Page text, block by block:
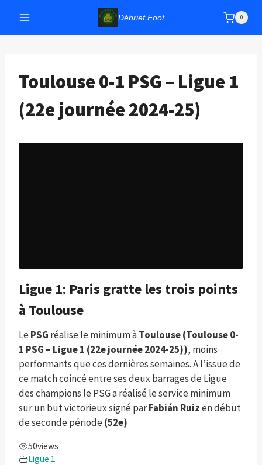
contenu
Débrief Foot 0
Toulouse 0-1 PSG – Ligue 1
(22e journée 2024-25)
Ligue 1: Paris gratte les trois points
à Toulouse
Le PSG réalise le minimum àToulouse (Toulouse 0-
1 PSG – Ligue 1 (22e journée 2024-25)), moins
performants que ces dernières semaines. A l’issue de
ce match coincé entre ses deux barrages de Ligue
des champions le PSG a réalisé le service minimum
sur un but victorieux signé parFabián Ruizen début
de seconde période (52e)
50views
Ligue 1